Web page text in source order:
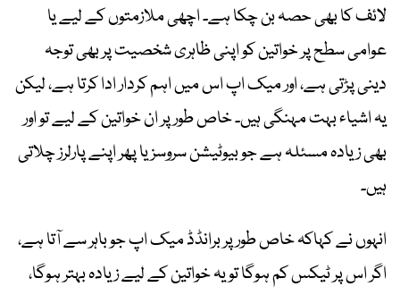
لائف کا بھی حصہ بن چکا ہے۔ اچھی ملازمتوں کے لیے یا
عوامی سطح پر خواتین کو اپنی ظاہری شخصیت پر بھی توجہ
دینی پڑتی ہے، اور میک اپ اس میں اہم کردار ادا کرتا ہے، لیکن
یہ اشیاء بہت مہنگی ہیں۔ خاص طور پر ان خواتین کے لیے تو اور
بھی زیادہ مسئلہ ہے جو بیوٹیشن سروسز یا پھر اپنے پارلرز چلاتی
ہیں۔
انہوں نے کہاکہ خاص طور پر برانڈڈ میک اپ جو باہر سے آتا ہے،
اگر اس پر ٹیکس کم ہوگا تو یہ خواتین کے لیے زیادہ بہتر ہوگا،